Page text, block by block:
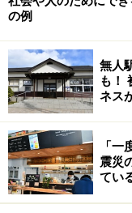
的にも１人では厳
ボランティア団体
NPO法人格を取得
ですが、任意団体
きは必要ありませ
上げました！」と
のです。
の例
無人
も！
ネス
「
震災
てい